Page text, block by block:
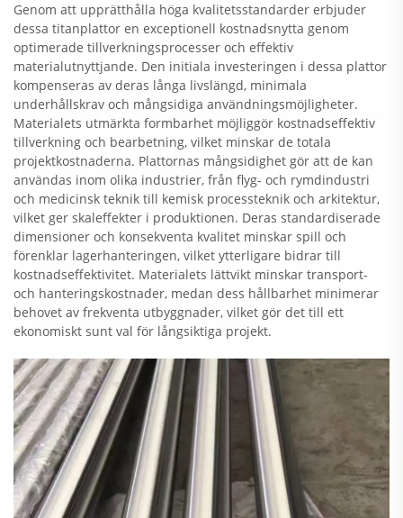
Genom att upprätthålla höga kvalitetsstandarder erbjuder
dessa titanplattor en exceptionell kostnadsnytta genom
optimerade tillverkningsprocesser och effektiv
materialutnyttjande. Den initiala investeringen i dessa plattor
kompenseras av deras långa livslängd, minimala
underhållskrav och mångsidiga användningsmöjligheter.
Materialets utmärkta formbarhet möjliggör kostnadseffektiv
tillverkning och bearbetning, vilket minskar de totala
projektkostnaderna. Plattornas mångsidighet gör att de kan
användas inom olika industrier, från flyg- och rymdindustri
och medicinsk teknik till kemisk processteknik och arkitektur,
vilket ger skaleffekter i produktionen. Deras standardiserade
dimensioner och konsekventa kvalitet minskar spill och
förenklar lagerhanteringen, vilket ytterligare bidrar till
kostnadseffektivitet. Materialets lättvikt minskar transport-
och hanteringskostnader, medan dess hållbarhet minimerar
behovet av frekventa utbyggnader, vilket gör det till ett
ekonomiskt sunt val för långsiktiga projekt.